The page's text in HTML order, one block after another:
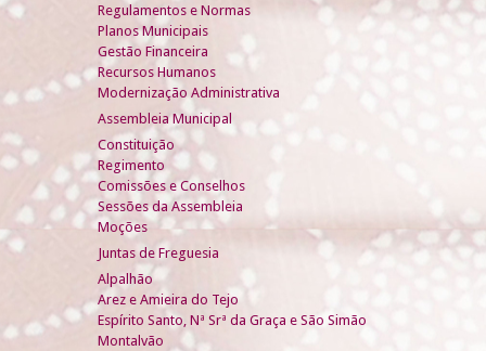
Regulamentos e Normas
Planos Municipais
Gestão Financeira
Recursos Humanos
Modernização Administrativa
Assembleia Municipal
Constituição
Regimento
Comissões e Conselhos
Sessões da Assembleia
Moções
Juntas de Freguesia
Alpalhão
Arez e Amieira do Tejo
Espírito Santo, Nª Srª da Graça e São Simão
Montalvão